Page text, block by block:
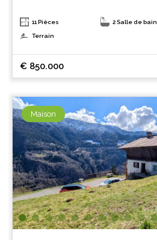
11 Pièces 2 Salle de bain
Terrain
€ 850.000
Maison